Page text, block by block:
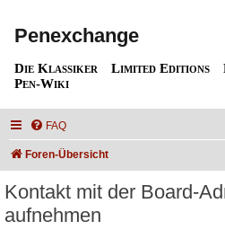
Penexchange
Die Klassiker Limited Editions
Pen-Wiki
FAQ
Foren-Übersicht
Kontakt mit der Board-
aufnehmen